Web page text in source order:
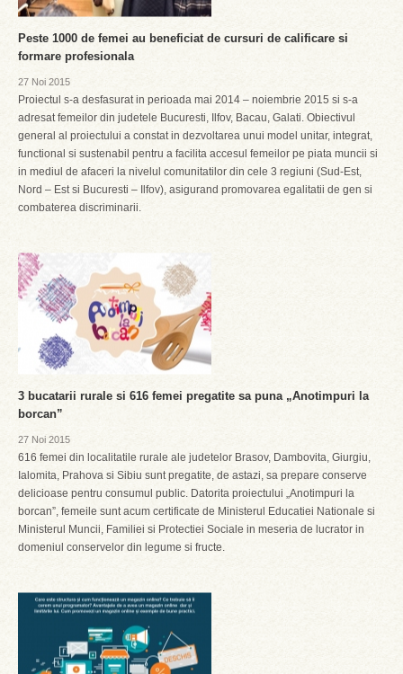
Peste 1000 de femei au beneficiat de cursuri de calificare si
formare profesionala
27 Noi 2015
Proiectul s-a desfasurat in perioada mai 2014 – noiembrie 2015 si s-a
adresat femeilor din judetele Bucuresti, Ilfov, Bacau, Galati. Obiectivul
general al proiectului a constat in dezvoltarea unui model unitar, integrat,
functional si sustenabil pentru a facilita accesul femeilor pe piata muncii si
in mediul de afaceri la nivelul comunitatilor din cele 3 regiuni (Sud-Est,
Nord – Est si Bucuresti – Ilfov), asigurand promovarea egalitatii de gen si
combaterea discriminarii.
3 bucatarii rurale si 616 femei pregatite sa puna „Anotimpuri la
borcan”
27 Noi 2015
616 femei din localitatile rurale ale judetelor Brasov, Dambovita, Giurgiu,
Ialomita, Prahova si Sibiu sunt pregatite, de astazi, sa prepare conserve
delicioase pentru consumul public. Datorita proiectului „Anotimpuri la
borcan”, femeile sunt acum certificate de Ministerul Educatiei Nationale si
Ministerul Muncii, Familiei si Protectiei Sociale in meseria de lucrator in
domeniul conservelor din legume si fructe.